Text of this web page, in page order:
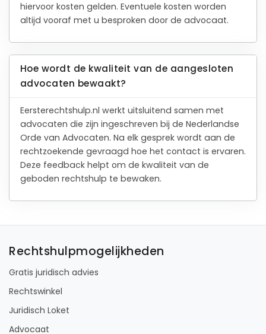
hiervoor kosten gelden. Eventuele kosten worden
altijd vooraf met u besproken door de advocaat.
Hoe wordt de kwaliteit van de aangesloten
advocaten bewaakt?
Eersterechtshulp.nl werkt uitsluitend samen met
advocaten die zijn ingeschreven bij de Nederlandse
Orde van Advocaten. Na elk gesprek wordt aan de
rechtzoekende gevraagd hoe het contact is ervaren.
Deze feedback helpt om de kwaliteit van de
geboden rechtshulp te bewaken.
Rechtshulpmogelijkheden
Gratis juridisch advies
Rechtswinkel
Juridisch Loket
Advocaat